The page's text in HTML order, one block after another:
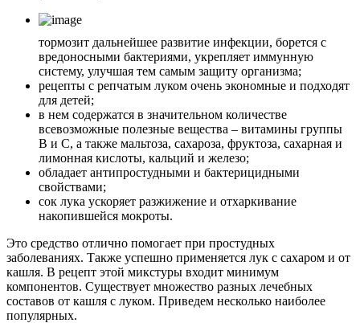
тормозит дальнейшее развитие инфекции, борется с
вредоносными бактериями, укрепляет иммунную
систему, улучшая тем самым защиту организма;
рецепты с репчатым луком очень экономные и подходят
для детей;
в нем содержатся в значительном количестве
всевозможные полезные вещества – витамины группы
В и С, а также мальтоза, сахароза, фруктоза, сахарная и
лимонная кислоты, кальций и железо;
обладает антипростудными и бактерицидными
свойствами;
сок лука ускоряет разжижение и отхаркивание
накопившейся мокроты.
Это средство отлично помогает при простудных
заболеваниях. Также успешно применяется лук с сахаром и от
кашля. В рецепт этой микстуры входит минимум
компонентов. Существует множество разных лечебных
составов от кашля с луком. Приведем несколько наиболее
популярных.